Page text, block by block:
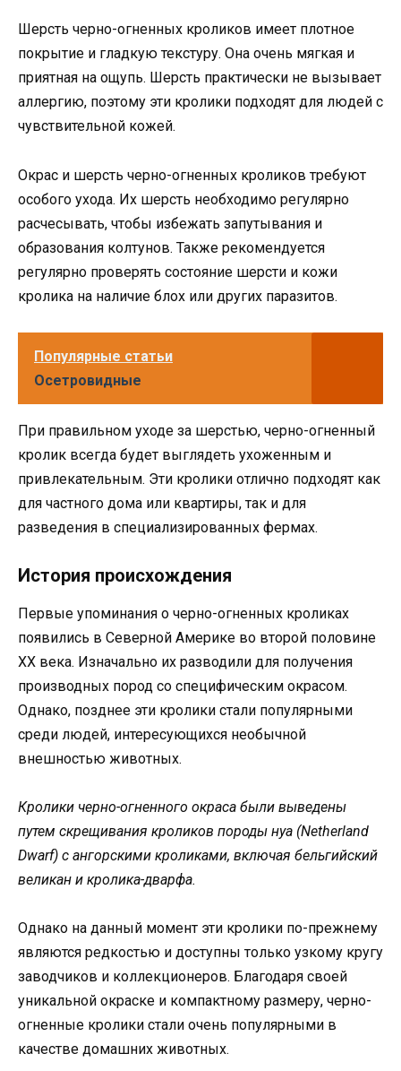
Шерсть черно-огненных кроликов имеет плотное
покрытие и гладкую текстуру. Она очень мягкая и
приятная на ощупь. Шерсть практически не вызывает
аллергию, поэтому эти кролики подходят для людей с
чувствительной кожей.
Окрас и шерсть черно-огненных кроликов требуют
особого ухода. Их шерсть необходимо регулярно
расчесывать, чтобы избежать запутывания и
образования колтунов. Также рекомендуется
регулярно проверять состояние шерсти и кожи
кролика на наличие блох или других паразитов.
Популярные статьи
Осетровидные
При правильном уходе за шерстью, черно-огненный
кролик всегда будет выглядеть ухоженным и
привлекательным. Эти кролики отлично подходят как
для частного дома или квартиры, так и для
разведения в специализированных фермах.
История происхождения
Первые упоминания о черно-огненных кроликах
появились в Северной Америке во второй половине
ХХ века. Изначально их разводили для получения
производных пород со специфическим окрасом.
Однако, позднее эти кролики стали популярными
среди людей, интересующихся необычной
внешностью животных.
Кролики черно-огненного окраса были выведены
путем скрещивания кроликов породы нуа (Netherland
Dwarf) с ангорскими кроликами, включая бельгийский
великан и кролика-дварфа.
Однако на данный момент эти кролики по-прежнему
являются редкостью и доступны только узкому кругу
заводчиков и коллекционеров. Благодаря своей
уникальной окраске и компактному размеру, черно-
огненные кролики стали очень популярными в
качестве домашних животных.